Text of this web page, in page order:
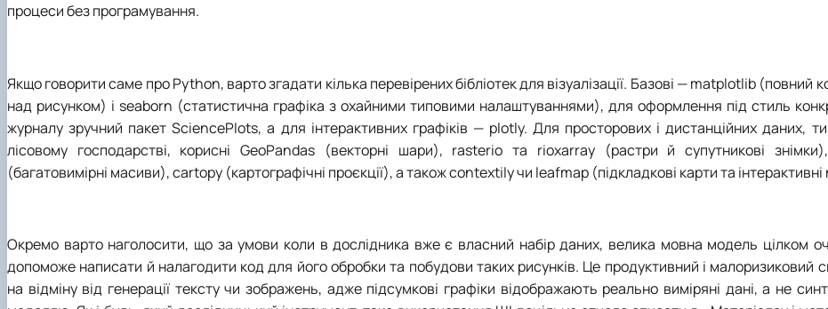
процеси без програмування.
Якщо говорити саме про Python, варто згадати кілька перевірених бібліотек для візуалізації. Базові —matplotlib (повний
над рисунком) і seaborn (статистична графіка з охайними типовими налаштуваннями), для оформлення під стиль
журналу зручний пакет SciencePlots, а для інтерактивних графіків —plotly. Для просторових і дистанційних даних,
лісовому господарстві, корисні GeoPandas (векторні шари), rasterio та rioxarray (растри й супутникові
(багатовимірні масиви), cartopy (картографічні проєкції), а також contextily чи leafmap (підкладкові карти та
Окремо варто наголосити, що за умови коли в дослідника вже є власний набір даних, велика мовна модель цілком
допоможе написати й налагодити код для його обробки та побудови таких рисунків. Це продуктивний і малоризиковий
на відміну від генерації тексту чи зображень, адже підсумкові графіки відображають реально виміряні дані, а не